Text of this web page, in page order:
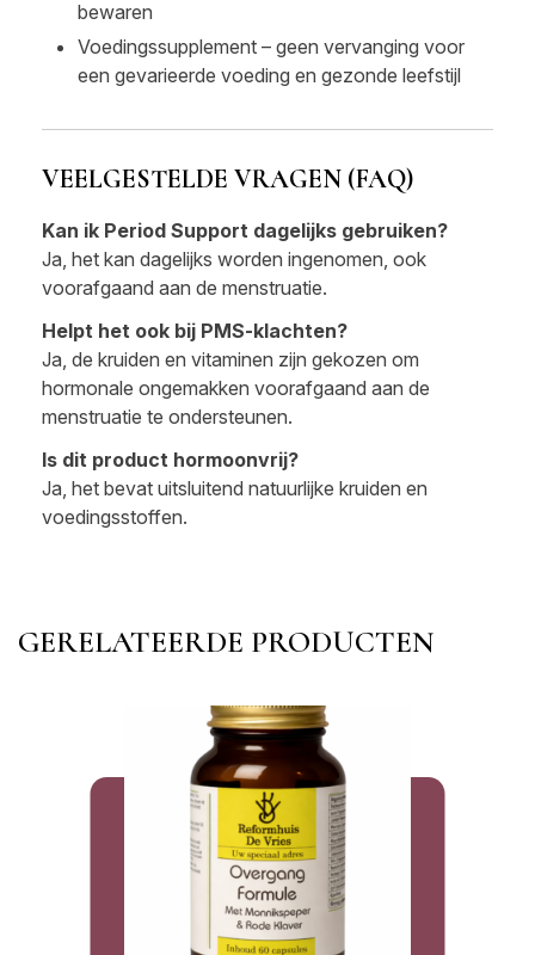
bewaren
Voedingssupplement – geen vervanging voor
een gevarieerde voeding en gezonde leefstijl
VEELGESTELDE VRAGEN (FAQ)
Kan ik Period Support dagelijks gebruiken?
Ja, het kan dagelijks worden ingenomen, ook
voorafgaand aan de menstruatie.
Helpt het ook bij PMS-klachten?
Ja, de kruiden en vitaminen zijn gekozen om
hormonale ongemakken voorafgaand aan de
menstruatie te ondersteunen.
Is dit product hormoonvrij?
Ja, het bevat uitsluitend natuurlijke kruiden en
voedingsstoffen.
GERELATEERDE PRODUCTEN